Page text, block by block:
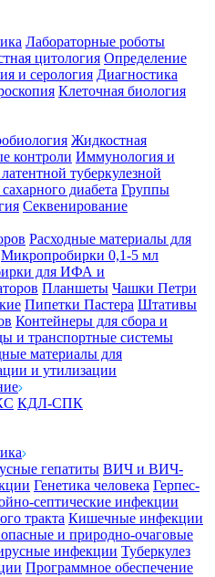
Лабораторные роботы
цитология Определение
и серология Диагностика
Клеточная биология
Жидкостная
контроли Иммунология и
туберкулезной
диабета Группы
Секвенирование
Расходные материалы для
Микропробирки 0,1-5 мл
для ИФА и
Планшеты Чашки Петри
Пипетки Пастера Штативы
Контейнеры для сбора и
и транспортные системы
материалы для
и утилизации
КДЛ-СПК
гепатиты ВИЧ и ВИЧ-
Генетика человека Герпес-
септические инфекции
тракта Кишечные инфекции
и природно-очаговые
инфекции Туберкулез
Программное обеспечение